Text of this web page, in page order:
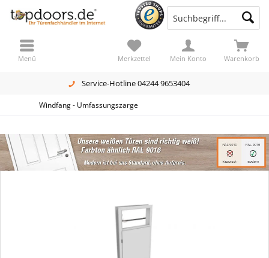
Service-Hotline 04244 9653404
Warenkorb
Merkzettel Mein Konto
Menü
Windfang - Umfassungszarge